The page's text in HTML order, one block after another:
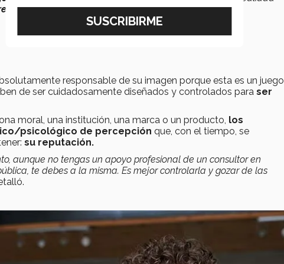
aseguró.
responsable de su imagen porque esta es un juego
de ser cuidadosamente diseñados y controlados para ser
moral, una institución, una marca o un producto, los
psicológico de percepción que, con el tiempo, se
su reputación.
aunque no tengas un apoyo profesional de un consultor en
te debes a la misma. Es mejor controlarla y gozar de las